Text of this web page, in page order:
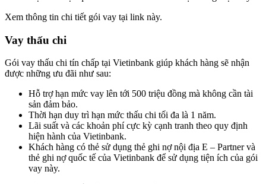
Xem thông tin chi tiết gói vay tại link này.
Vay thấu chi
Gói vay thấu chi tín chấp tại Vietinbank giúp khách hàng sẽ nhận
được những ưu đãi như sau:
Hỗ trợ hạn mức vay lên tới 500 triệu đồng mà không cần tài
sản đảm bảo.
Thời hạn duy trì hạn mức thấu chi tối đa là 1 năm.
Lãi suất và các khoản phí cực kỳ cạnh tranh theo quy định
hiện hành của Vietinbank.
Khách hàng có thẻ sử dụng thẻ ghi nợ nội địa E – Partner và
thẻ ghi nợ quốc tế của Vietinbank để sử dụng tiện ích của gói
vay này.